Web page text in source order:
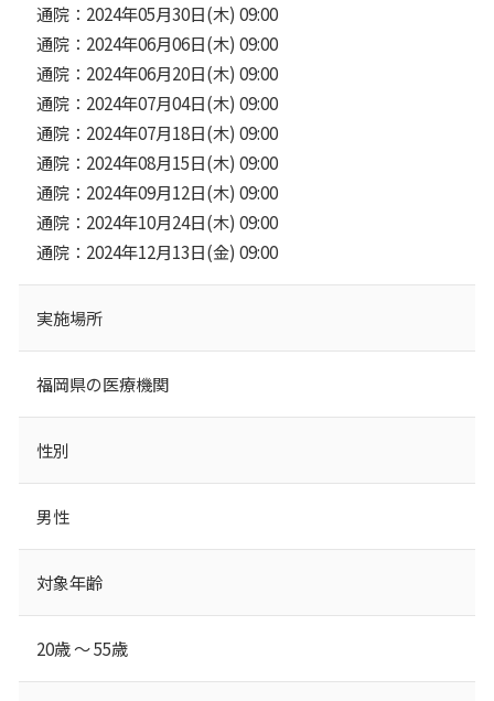
通院：2024年05月30日(木) 09:00
通院：2024年06月06日(木) 09:00
通院：2024年06月20日(木) 09:00
通院：2024年07月04日(木) 09:00
通院：2024年07月18日(木) 09:00
通院：2024年08月15日(木) 09:00
通院：2024年09月12日(木) 09:00
通院：2024年10月24日(木) 09:00
通院：2024年12月13日(金) 09:00
実施場所
福岡県の医療機関
性別
男性
対象年齢
20歳 ～ 55歳